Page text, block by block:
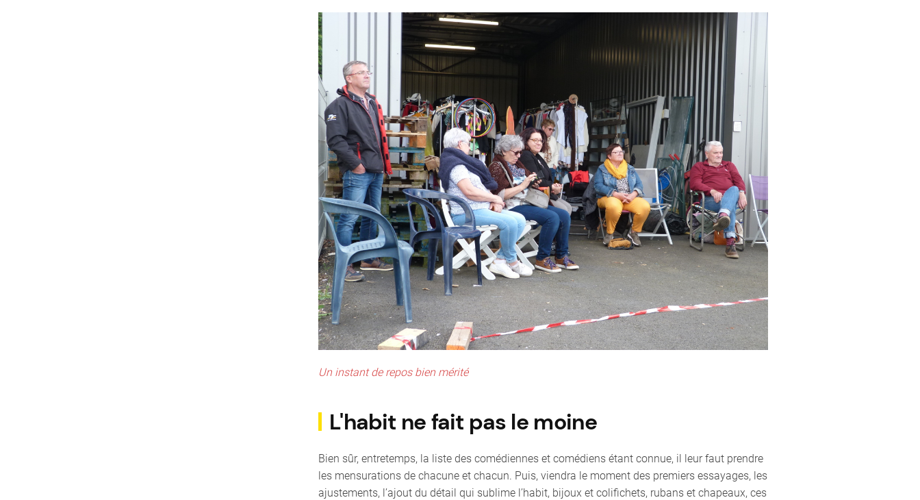
Un instant de repos bien mérité
L'habit ne fait pas le moine
Bien sûr, entretemps, la liste des comédiennes et comédiens étant connue, il leur faut prendre
les mensurations de chacune et chacun. Puis, viendra le moment des premiers essayages, les
ajustements, l’ajout du détail qui sublime l’habit, bijoux et colifichets, rubans et chapeaux, ces